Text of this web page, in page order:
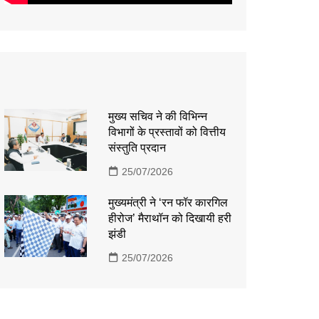
मुख्य सचिव ने की विभिन्न
विभागों के प्रस्तावों को वित्तीय
संस्तुति प्रदान
25/07/2026
मुख्यमंत्री ने ‘रन फॉर कारगिल
हीरोज’ मैराथॉन को दिखायी हरी
झंडी
25/07/2026